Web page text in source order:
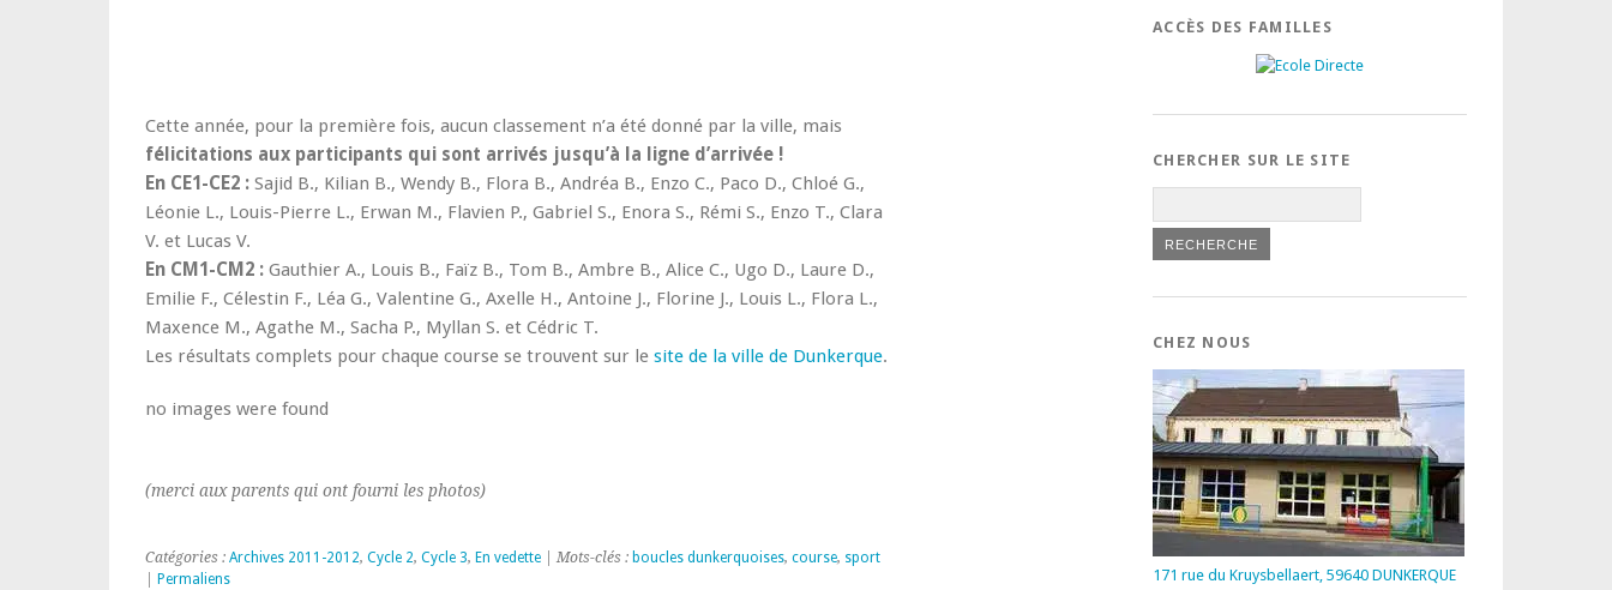
Cette année, pour la première fois, aucun classement n’a été donné par la ville, mais
félicitations aux participants qui sont arrivés jusqu’à la ligne d’arrivée !
En CE1-CE2 : Sajid B., Kilian B., Wendy B., Flora B., Andréa B., Enzo C., Paco D., Chloé G.,
Léonie L., Louis-Pierre L., Erwan M., Flavien P., Gabriel S., Enora S., Rémi S., Enzo T., Clara
V. et Lucas V.
En CM1-CM2 : Gauthier A., Louis B., Faïz B., Tom B., Ambre B., Alice C., Ugo D., Laure D.,
Emilie F., Célestin F., Léa G., Valentine G., Axelle H., Antoine J., Florine J., Louis L., Flora L.,
Maxence M., Agathe M., Sacha P., Myllan S. et Cédric T.
Les résultats complets pour chaque course se trouvent sur le site de la ville de Dunkerque.
no images were found
(merci aux parents qui ont fourni les photos)
Catégories : Archives 2011-2012, Cycle 2, Cycle 3, En vedette | Mots-clés : boucles dunkerquoises, course, sport
Permaliens
ACCÈS DES FAMILLES
CHERCHER SUR LE SITE
CHEZ NOUS
171 rue du Kruysbellaert, 59640 DUNKERQUE